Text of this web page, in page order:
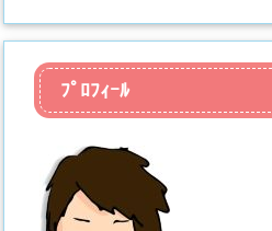
ﾌﾟﾛﾌｨｰﾙ